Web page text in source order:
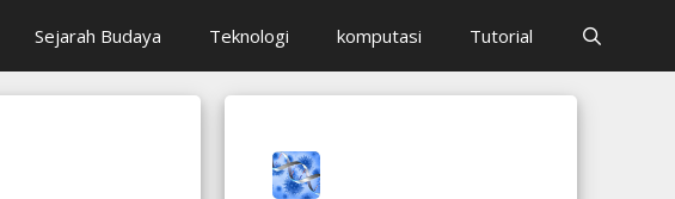
Sejarah Budaya Teknologi komputasi Tutorial